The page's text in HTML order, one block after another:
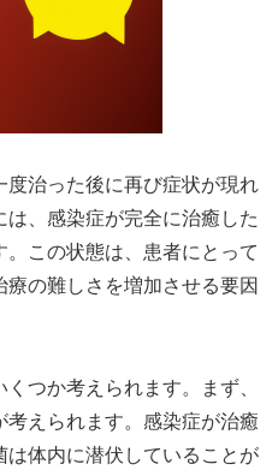
治った後に再び症状が現れ
、感染症が完全に治癒した
この状態は、患者にとって
の難しさを増加させる要因
つか考えられます。まず、
えられます。感染症が治癒
は体内に潜伏していることが